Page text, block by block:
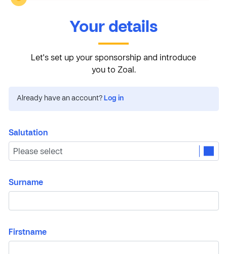
Your details
Let's set up your sponsorship and introduce
you to Zoal.
Already have an account? Log in
Salutation
Surname
Firstname